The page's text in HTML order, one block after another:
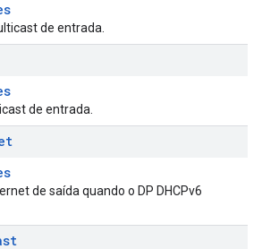
de entrada.
de entrada.
de saída quando o DP DHCPv6